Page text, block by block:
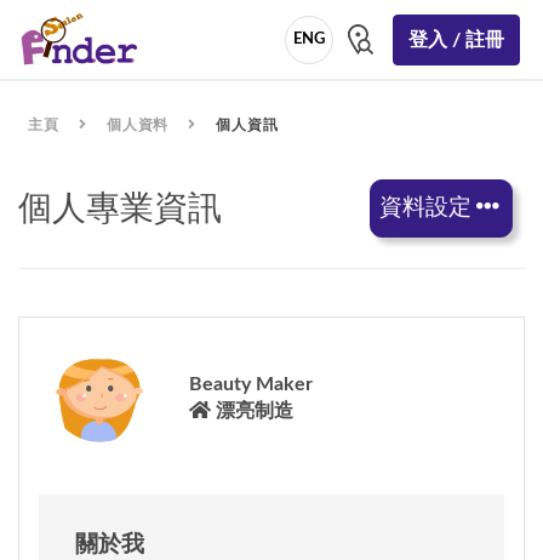
ENG 登入 / 註冊
主頁 個人資料 個人資訊
個人專業資訊 資料設定
Beauty Maker
漂亮制造
關於我